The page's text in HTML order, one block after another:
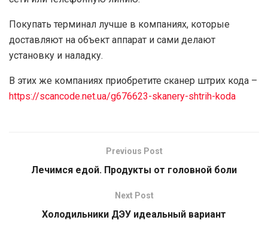
Покупать терминал лучше в компаниях, которые
доставляют на объект аппарат и сами делают
установку и наладку.
В этих же компаниях приобретите сканер штрих кода –
https://scancode.net.ua/g676623-skanery-shtrih-koda
Previous Post
Лечимся едой. Продукты от головной боли
Next Post
Холодильники ДЭУ идеальный вариант